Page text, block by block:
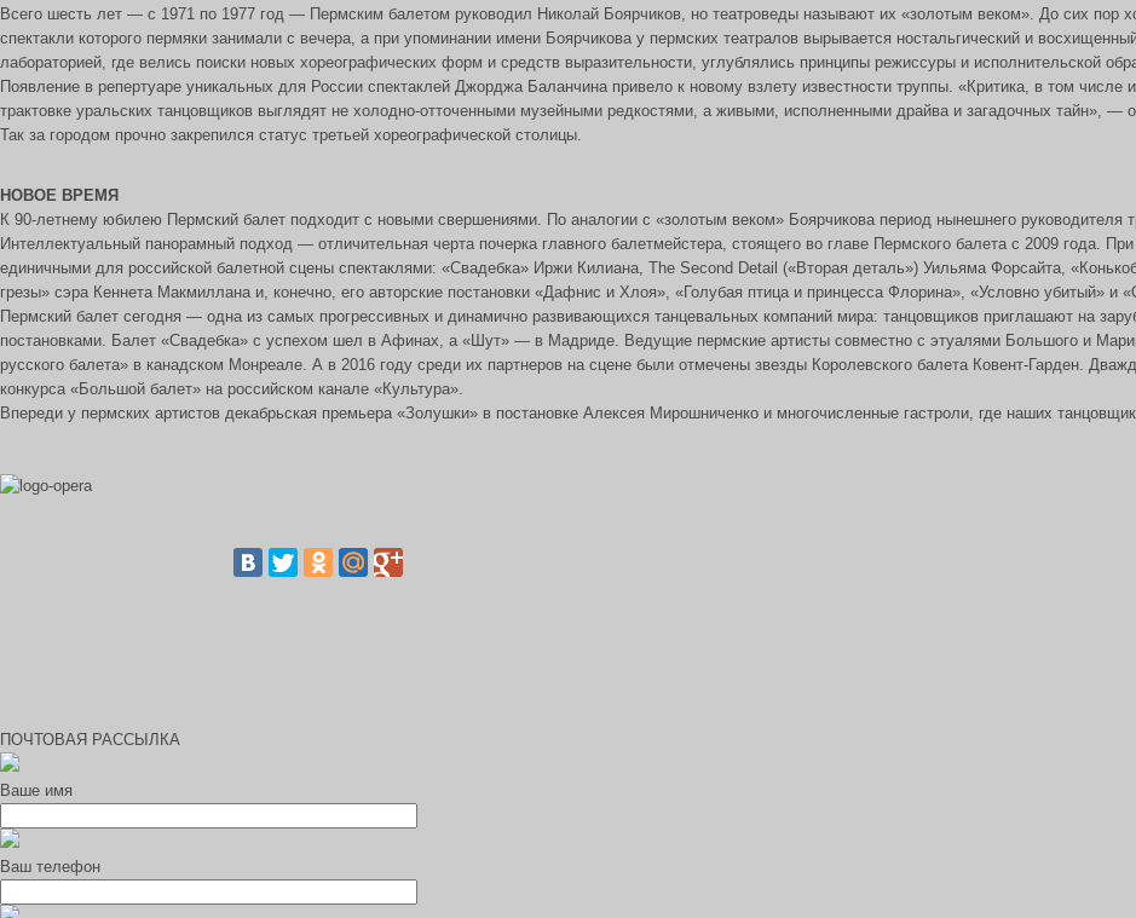
Всего шесть лет — с 1971 по 1977 год — Пермским балетом руководил Николай Боярчиков, но театроведы называют их «золотым веком». До сих пор
спектакли которого пермяки занимали с вечера, а при упоминании имени Боярчикова у пермских театралов вырывается ностальгический и
лабораторией, где велись поиски новых хореографических форм и средств выразительности, углублялись принципы режиссуры и исполнительской
Появление в репертуаре уникальных для России спектаклей Джорджа Баланчина привело к новому взлету известности труппы. «Критика, в том числе
трактовке уральских танцовщиков выглядят не холодно-отточенными музейными редкостями, а живыми, исполненными драйва и загадочных тайн», —
Так за городом прочно закрепился статус третьей хореографической столицы.
НОВОЕ ВРЕМЯ
К 90-летнему юбилею Пермский балет подходит с новыми свершениями. По аналогии с «золотым веком» Боярчикова период нынешнего
Интеллектуальный панорамный подход — отличительная черта почерка главного балетмейстера, стоящего во главе Пермского балета с 2009 года.
единичными для российской балетной сцены спектаклями: «Свадебка» Иржи Килиана, The Second Detail («Вторая деталь») Уильяма Форсайта,
грезы» сэра Кеннета Макмиллана и, конечно, его авторские постановки «Дафнис и Хлоя», «Голубая птица и принцесса Флорина», «Условно убитый» и
Пермский балет сегодня — одна из самых прогрессивных и динамично развивающихся танцевальных компаний мира: танцовщиков приглашают на
постановками. Балет «Свадебка» с успехом шел в Афинах, а «Шут» — в Мадриде. Ведущие пермские артисты совместно с этуалями Большого и
русского балета» в канадском Монреале. А в 2016 году среди их партнеров на сцене были отмечены звезды Королевского балета Ковент-Гарден.
конкурса «Большой балет» на российском канале «Культура».
Впереди у пермских артистов декабрьская премьера «Золушки» в постановке Алексея Мирошниченко и многочисленные гастроли, где наших
ПОЧТОВАЯ РАССЫЛКА
Ваше имя
Ваш телефон